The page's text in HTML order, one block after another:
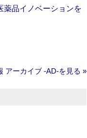
薬品イノベーションを
アーカイブ ‐AD‐を見る »